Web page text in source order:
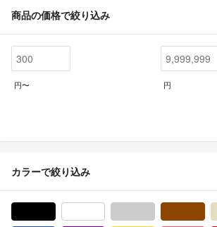
商品の価格で絞り込み
円〜 円
カラーで絞り込み